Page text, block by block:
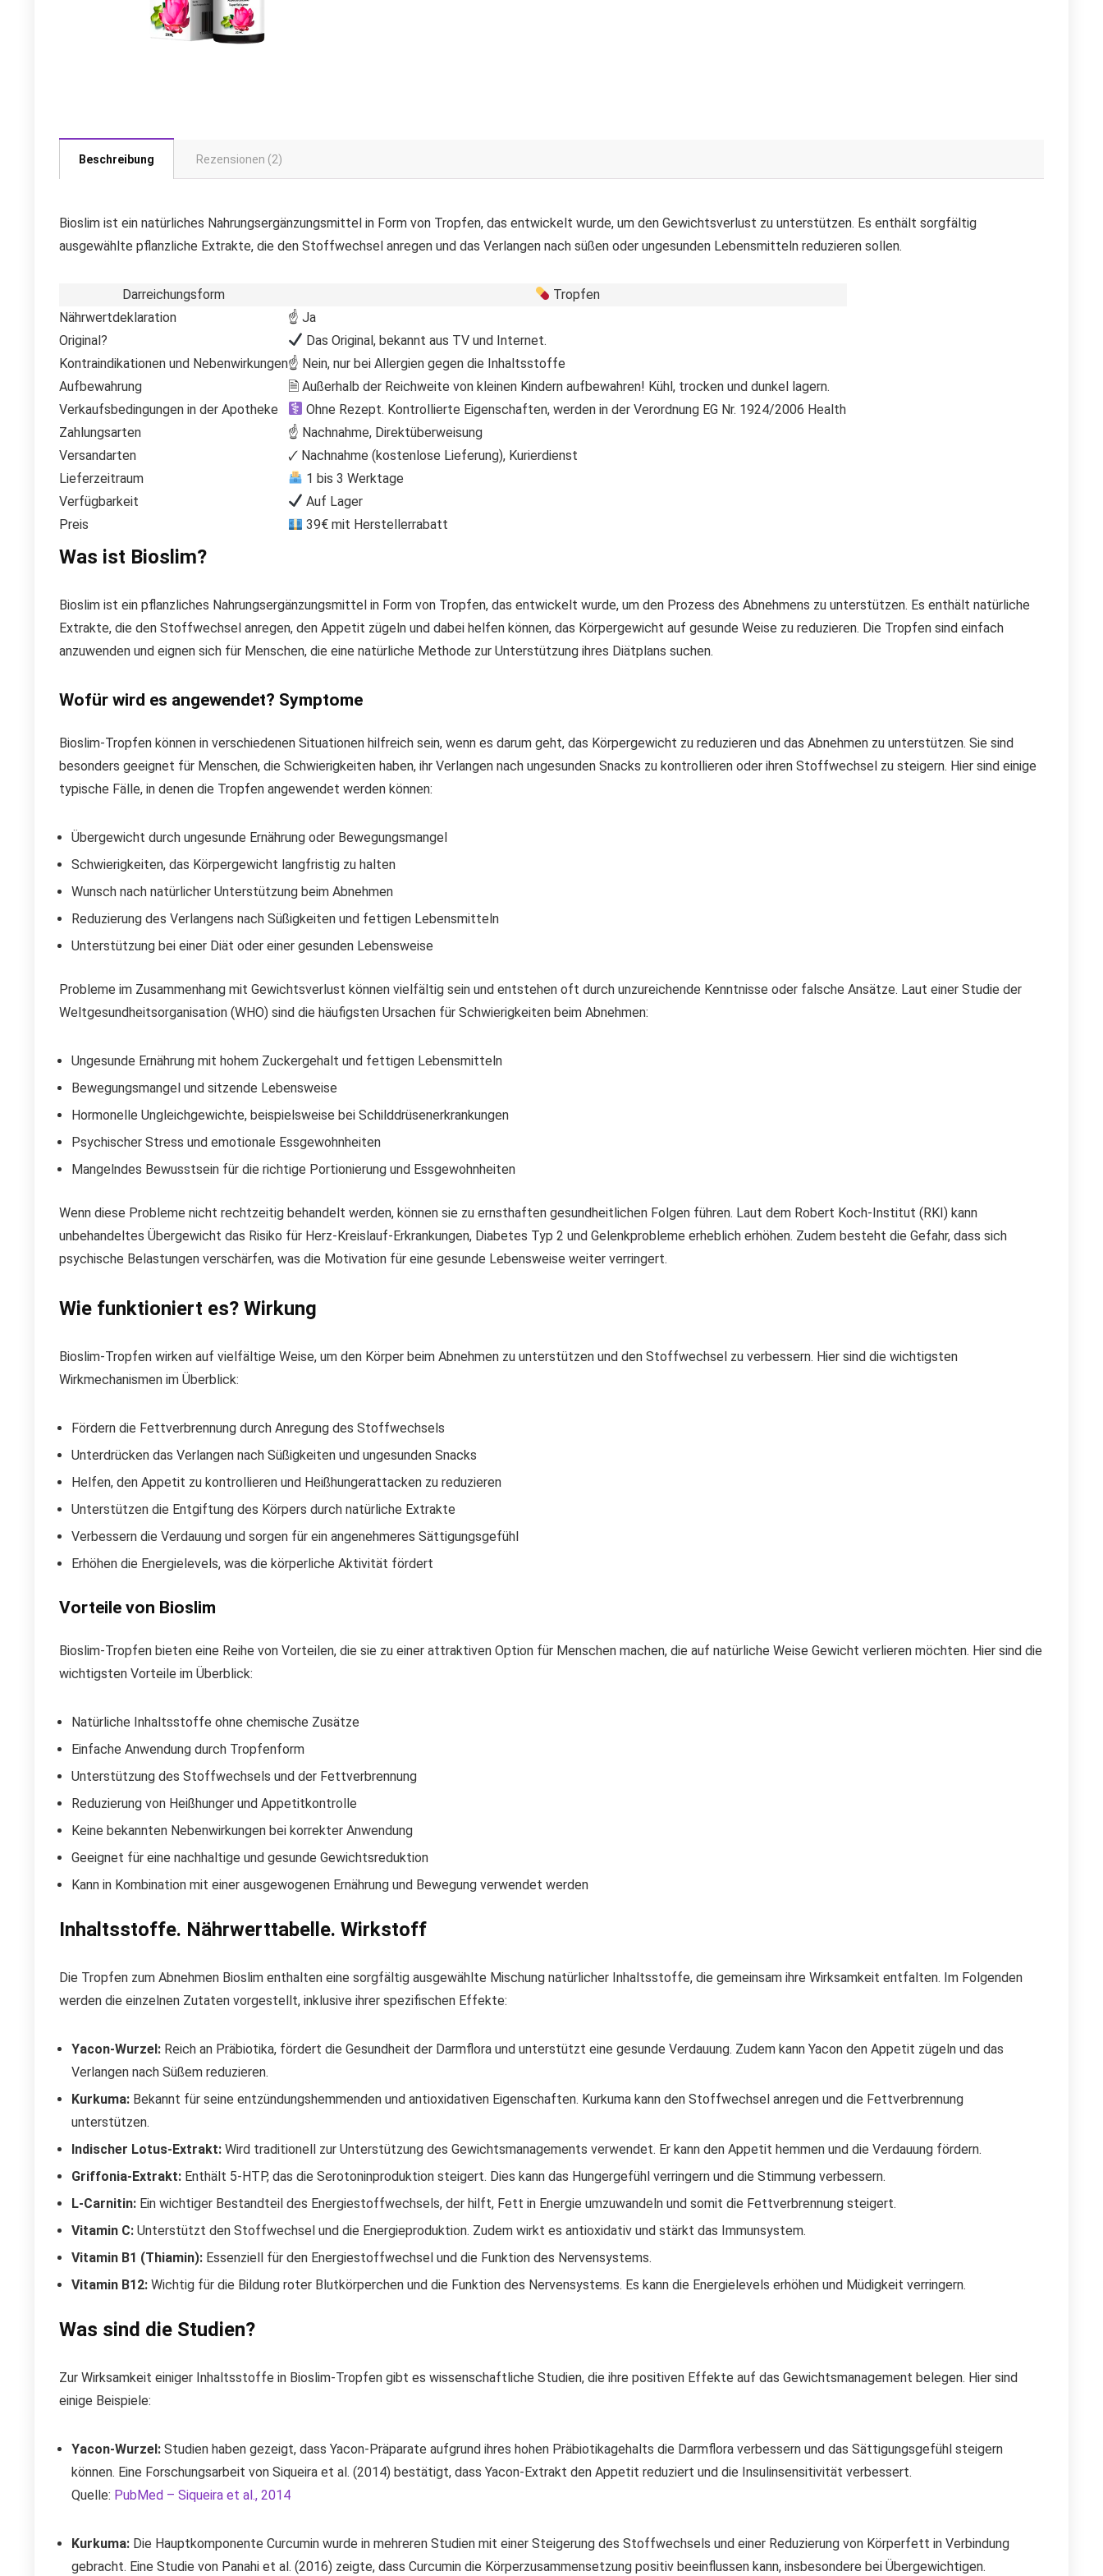
Beschreibung Rezensionen (2)
Bioslim ist ein natürliches Nahrungsergänzungsmittel in Form von Tropfen, das entwickelt wurde, um den Gewichtsverlust zu unterstützen. Es enthält sorgfältig
ausgewählte pflanzliche Extrakte, die den Stoffwechsel anregen und das Verlangen nach süßen oder ungesunden Lebensmitteln reduzieren sollen.
Darreichungsform
Tropfen
Nährwertdeklaration
☝ Ja
Original?
Das Original, bekannt aus TV und Internet.
Kontraindikationen und Nebenwirkungen☝ Nein, nur bei Allergien gegen die Inhaltsstoffe
Aufbewahrung
🗎 Außerhalb der Reichweite von kleinen Kindern aufbewahren! Kühl, trocken und dunkel lagern.
Verkaufsbedingungen in der Apotheke
Ohne Rezept. Kontrollierte Eigenschaften, werden in der Verordnung EG Nr. 1924/2006 Health
Zahlungsarten
☝ Nachnahme, Direktüberweisung
Versandarten
🗸 Nachnahme (kostenlose Lieferung), Kurierdienst
Lieferzeitraum
1 bis 3 Werktage
Verfügbarkeit
Auf Lager
Preis
39€ mit Herstellerrabatt
Was ist Bioslim?
Bioslim ist ein pflanzliches Nahrungsergänzungsmittel in Form von Tropfen, das entwickelt wurde, um den Prozess des Abnehmens zu unterstützen. Es enthält natürliche
Extrakte, die den Stoffwechsel anregen, den Appetit zügeln und dabei helfen können, das Körpergewicht auf gesunde Weise zu reduzieren. Die Tropfen sind einfach
anzuwenden und eignen sich für Menschen, die eine natürliche Methode zur Unterstützung ihres Diätplans suchen.
Wofür wird es angewendet? Symptome
Bioslim-Tropfen können in verschiedenen Situationen hilfreich sein, wenn es darum geht, das Körpergewicht zu reduzieren und das Abnehmen zu unterstützen. Sie sind
besonders geeignet für Menschen, die Schwierigkeiten haben, ihr Verlangen nach ungesunden Snacks zu kontrollieren oder ihren Stoffwechsel zu steigern. Hier sind einige
typische Fälle, in denen die Tropfen angewendet werden können:
Übergewicht durch ungesunde Ernährung oder Bewegungsmangel
Schwierigkeiten, das Körpergewicht langfristig zu halten
Wunsch nach natürlicher Unterstützung beim Abnehmen
Reduzierung des Verlangens nach Süßigkeiten und fettigen Lebensmitteln
Unterstützung bei einer Diät oder einer gesunden Lebensweise
Probleme im Zusammenhang mit Gewichtsverlust können vielfältig sein und entstehen oft durch unzureichende Kenntnisse oder falsche Ansätze. Laut einer Studie der
Weltgesundheitsorganisation (WHO) sind die häufigsten Ursachen für Schwierigkeiten beim Abnehmen:
Ungesunde Ernährung mit hohem Zuckergehalt und fettigen Lebensmitteln
Bewegungsmangel und sitzende Lebensweise
Hormonelle Ungleichgewichte, beispielsweise bei Schilddrüsenerkrankungen
Psychischer Stress und emotionale Essgewohnheiten
Mangelndes Bewusstsein für die richtige Portionierung und Essgewohnheiten
Wenn diese Probleme nicht rechtzeitig behandelt werden, können sie zu ernsthaften gesundheitlichen Folgen führen. Laut dem Robert Koch-Institut (RKI) kann
unbehandeltes Übergewicht das Risiko für Herz-Kreislauf-Erkrankungen, Diabetes Typ 2 und Gelenkprobleme erheblich erhöhen. Zudem besteht die Gefahr, dass sich
psychische Belastungen verschärfen, was die Motivation für eine gesunde Lebensweise weiter verringert.
Wie funktioniert es? Wirkung
Bioslim-Tropfen wirken auf vielfältige Weise, um den Körper beim Abnehmen zu unterstützen und den Stoffwechsel zu verbessern. Hier sind die wichtigsten
Wirkmechanismen im Überblick:
Fördern die Fettverbrennung durch Anregung des Stoffwechsels
Unterdrücken das Verlangen nach Süßigkeiten und ungesunden Snacks
Helfen, den Appetit zu kontrollieren und Heißhungerattacken zu reduzieren
Unterstützen die Entgiftung des Körpers durch natürliche Extrakte
Verbessern die Verdauung und sorgen für ein angenehmeres Sättigungsgefühl
Erhöhen die Energielevels, was die körperliche Aktivität fördert
Vorteile von Bioslim
Bioslim-Tropfen bieten eine Reihe von Vorteilen, die sie zu einer attraktiven Option für Menschen machen, die auf natürliche Weise Gewicht verlieren möchten. Hier sind die
wichtigsten Vorteile im Überblick:
Natürliche Inhaltsstoffe ohne chemische Zusätze
Einfache Anwendung durch Tropfenform
Unterstützung des Stoffwechsels und der Fettverbrennung
Reduzierung von Heißhunger und Appetitkontrolle
Keine bekannten Nebenwirkungen bei korrekter Anwendung
Geeignet für eine nachhaltige und gesunde Gewichtsreduktion
Kann in Kombination mit einer ausgewogenen Ernährung und Bewegung verwendet werden
Inhaltsstoffe. Nährwerttabelle. Wirkstoff
Die Tropfen zum Abnehmen Bioslim enthalten eine sorgfältig ausgewählte Mischung natürlicher Inhaltsstoffe, die gemeinsam ihre Wirksamkeit entfalten. Im Folgenden
werden die einzelnen Zutaten vorgestellt, inklusive ihrer spezifischen Effekte:
Yacon-Wurzel: Reich an Präbiotika, fördert die Gesundheit der Darmflora und unterstützt eine gesunde Verdauung. Zudem kann Yacon den Appetit zügeln und das
Verlangen nach Süßem reduzieren.
Kurkuma: Bekannt für seine entzündungshemmenden und antioxidativen Eigenschaften. Kurkuma kann den Stoffwechsel anregen und die Fettverbrennung
unterstützen.
Indischer Lotus-Extrakt: Wird traditionell zur Unterstützung des Gewichtsmanagements verwendet. Er kann den Appetit hemmen und die Verdauung fördern.
Griffonia-Extrakt: Enthält 5-HTP, das die Serotoninproduktion steigert. Dies kann das Hungergefühl verringern und die Stimmung verbessern.
L-Carnitin: Ein wichtiger Bestandteil des Energiestoffwechsels, der hilft, Fett in Energie umzuwandeln und somit die Fettverbrennung steigert.
Vitamin C: Unterstützt den Stoffwechsel und die Energieproduktion. Zudem wirkt es antioxidativ und stärkt das Immunsystem.
Vitamin B1 (Thiamin): Essenziell für den Energiestoffwechsel und die Funktion des Nervensystems.
Vitamin B12: Wichtig für die Bildung roter Blutkörperchen und die Funktion des Nervensystems. Es kann die Energielevels erhöhen und Müdigkeit verringern.
Was sind die Studien?
Zur Wirksamkeit einiger Inhaltsstoffe in Bioslim-Tropfen gibt es wissenschaftliche Studien, die ihre positiven Effekte auf das Gewichtsmanagement belegen. Hier sind
einige Beispiele:
Yacon-Wurzel: Studien haben gezeigt, dass Yacon-Präparate aufgrund ihres hohen Präbiotikagehalts die Darmflora verbessern und das Sättigungsgefühl steigern
können. Eine Forschungsarbeit von Siqueira et al. (2014) bestätigt, dass Yacon-Extrakt den Appetit reduziert und die Insulinsensitivität verbessert.
Quelle: PubMed – Siqueira et al., 2014
Kurkuma: Die Hauptkomponente Curcumin wurde in mehreren Studien mit einer Steigerung des Stoffwechsels und einer Reduzierung von Körperfett in Verbindung
gebracht. Eine Studie von Panahi et al. (2016) zeigte, dass Curcumin die Körperzusammensetzung positiv beeinflussen kann, insbesondere bei Übergewichtigen.